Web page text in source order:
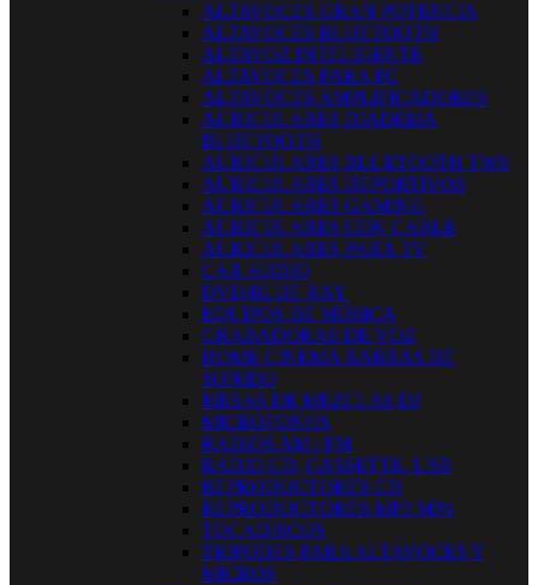
ALTAVOCES GRAN POTENCIA
ALTAVOCES BLUETOOTH
ALTAVOZ INTELIGENTE
ALTAVOCES PARA PC
ALTAVOCES AMPLIFICADORES
AURICULARES DIADEMA
BLUETOOTH
AURICULARES BLUETOOTH TWS
AURICULARES DEPORTIVOS
AURICULARES GAMING
AURICULARES CON CABLE
AURICULARES PARA TV
CAR AUDIO
DVD/BLUE RAY
EQUIPOS DE MÚSICA
GRABADORAS DE VOZ
HOME CINEMA BARRAS DE
SONIDO
MESAS DE MEZCLAS DJ
MICROFONOS
RADIOS AM / FM
RADIO CD, CASSETTE, USB
REPRODUCTORES CD
REPRODUCTORES MP3 MP4
TOCADISCOS
TRIPODES PARA ALTAVOCES Y
MICROS